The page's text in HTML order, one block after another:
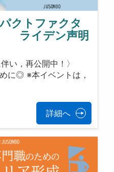
クトファクタ
ライデン声明
い，再公開中！〉
に◎ ※本イベントは，
詳細へ